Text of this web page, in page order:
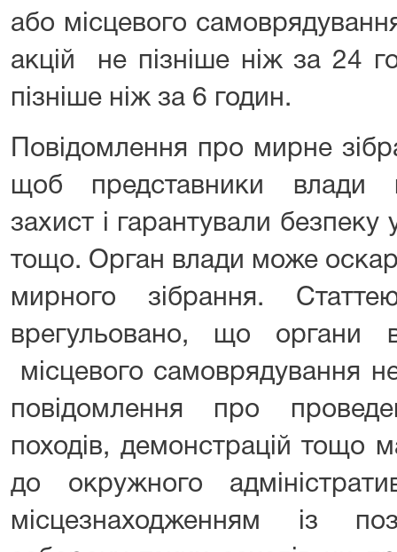
або місцевого
акцій не пізніше ніж за 24
пізніше ніж за 6 годин.
Повідомлення про мирне
щоб представники влади
захист і гарантували безпеку
тощо. Орган влади може
мирного зібрання.
врегульовано, що органи
місцевого самоврядування
повідомлення про
походів, демонстрацій тощо
до окружного
місцезнаходженням із